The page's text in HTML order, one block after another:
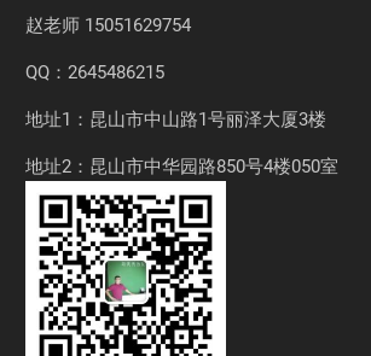
赵老师 15051629754
QQ：2645486215
地址1：昆山市中山路1号丽泽大厦3楼
地址2：昆山市中华园路850号4楼050室